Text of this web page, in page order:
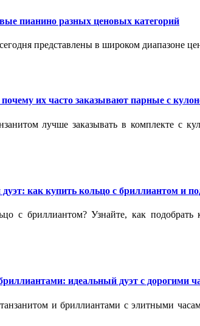
пианино разных ценовых категорий
представлены в широком диапазоне
их часто заказывают парные с
лучше заказывать в комплекте с
как купить кольцо с бриллиантом и
с бриллиантом? Узнайте, как
идеальный дуэт с дорогими
и бриллиантами с элитными